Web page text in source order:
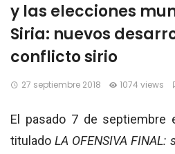
y las elecciones
Siria: nuevos
conflicto sirio
27 septiembre 2018 1074 views
El pasado 7 de septiembre
titulado LA OFENSIVA